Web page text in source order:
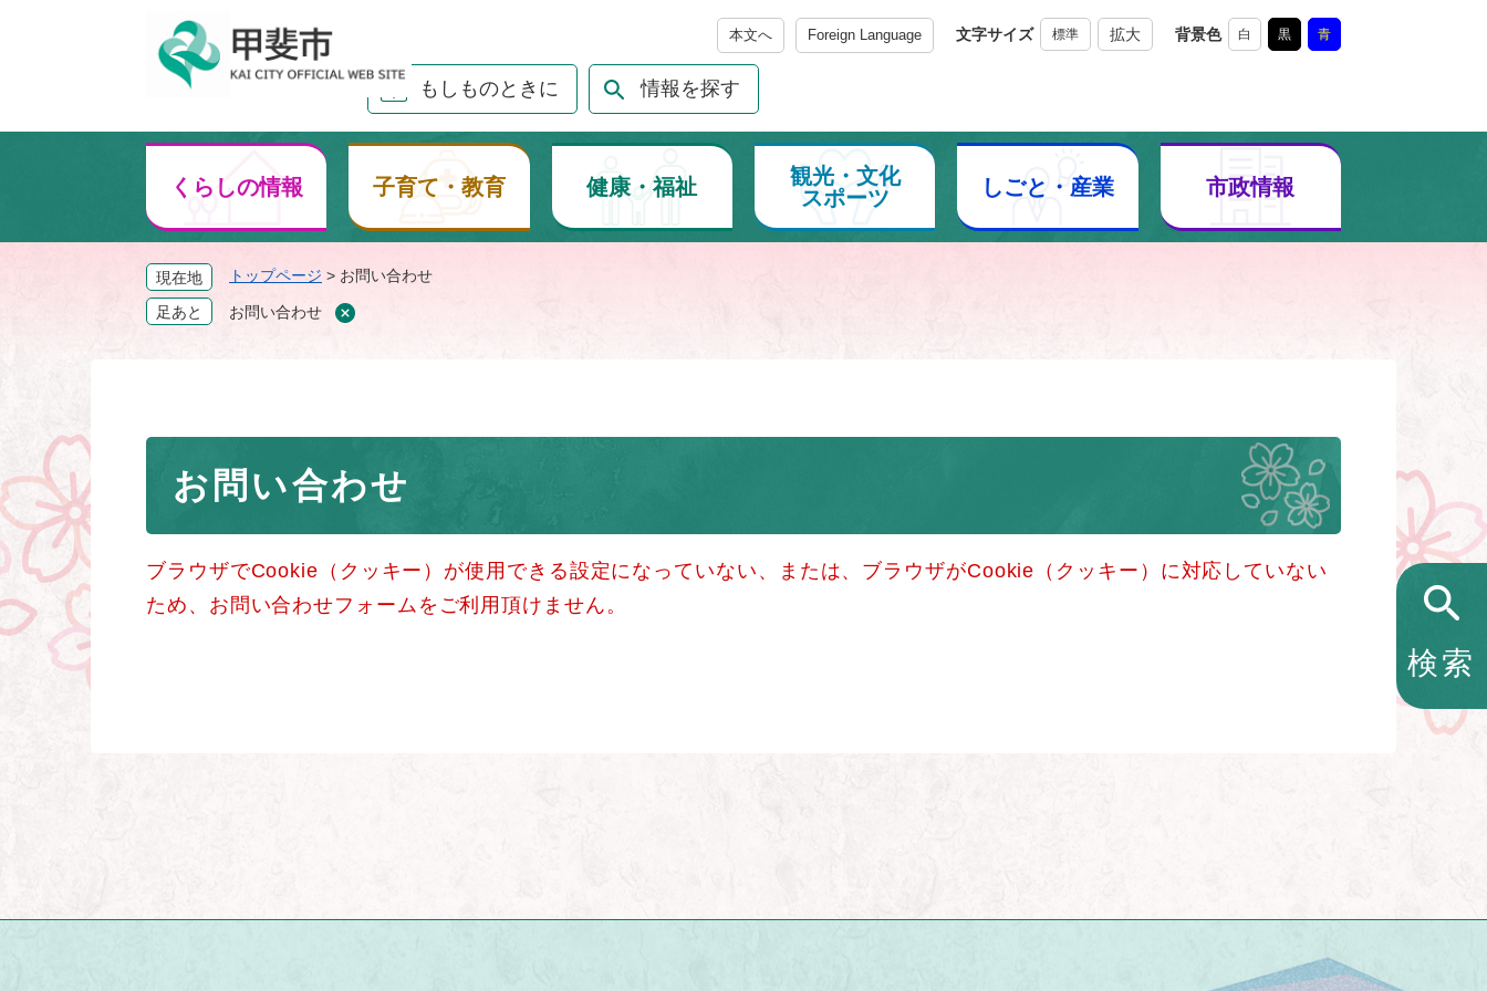
メニューを飛ばして本文へ
本文へ Foreign Language 文字サイズ 標準 拡大 背景色 白 黒 青
もしものときに 情報を探す
くらしの情報 子育て・教育 健康・福祉
観光・文化
スポーツ
しごと・産業 市政情報
検索
現在地 トップページ > お問い合わせ
足あと お問い合わせ
お問い合わせ
ブラウザでCookie（クッキー）が使用できる設定になっていない、または、ブラウザがCookie（クッキー）に対応していない
ため、お問い合わせフォームをご利用頂けません。